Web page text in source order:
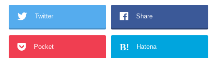
Twitter Share
Pocket B! Hatena